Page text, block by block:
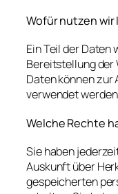
Wofür nutzen wir
Ein Teil der
Bereitstellung der
Daten können zur
verwendet
Welche Rechte
Sie haben
Auskunft über
gespeicherten